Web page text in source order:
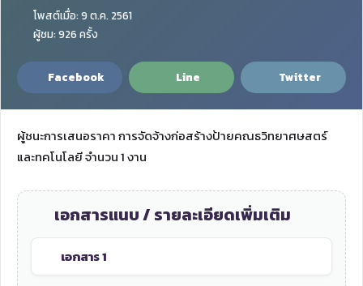
โพสต์เมื่อ: 9 ต.ค. 2561
ผู้ชม: 926 ครั้ง
Facebook Line Twitter
ผู้ชนะการเสนอราคา การจัดจ้างก่อสร้างป้ายคณธวิทยาศษสตร์
และทคโนโลยี จำนวน 1 งาน
เอกสารแนบ / รายละเอียดเพิ่มเติม
เอกสาร 1